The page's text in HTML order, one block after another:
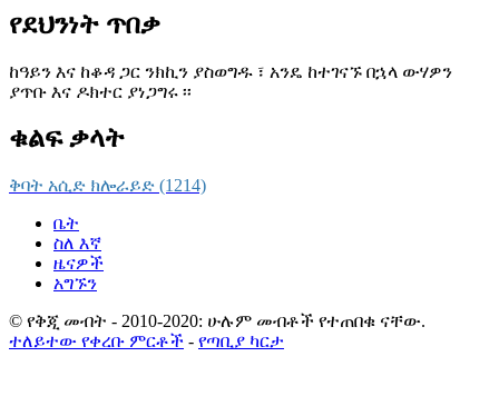
የደህንነት ጥበቃ
ከዓይን እና ከቆዳ ጋር ንክኪን ያስወግዱ ፣ አንዴ ከተገናኙ በኋላ ውሃዎን
ያጥቡ እና ዶክተር ያነጋግሩ ፡፡
ቁልፍ ቃላት
ቅባት አሲድ ክሎራይድ (1214)
ቤት
ስለ እኛ
ዜናዎች
አግኙን
© የቅጂ መብት - 2010-2020: ሁሉም መብቶች የተጠበቁ ናቸው.
ተለይተው የቀረቡ ምርቶች - የጣቢያ ካርታ